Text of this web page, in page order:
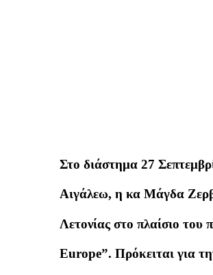
Στο διάστημα 27
Αιγάλεω, η κα Μάγδα
Λετονίας στο πλαίσιο
Europe”. Πρόκειται για